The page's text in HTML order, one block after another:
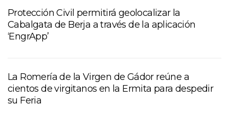
Protección Civil permitirá geolocalizar la
Cabalgata de Berja a través de la aplicación
‘EngrApp’
La Romería de la Virgen de Gádor reúne a
cientos de virgitanos en la Ermita para despedir
su Feria